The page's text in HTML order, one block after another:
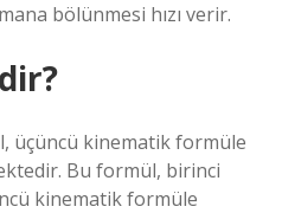
bölünmesi hızı verir.
üçüncü kinematik formüle
Bu formül, birinci
kinematik formüle